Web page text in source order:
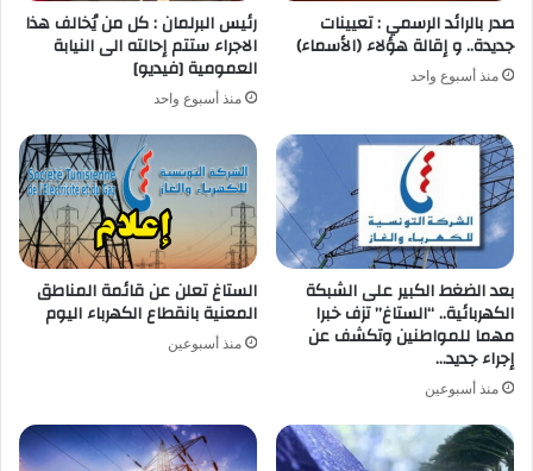
صدر بالرائد الرسمي : تعيينات
جديدة.. و إقالة هؤلاء (الأسماء)
منذ أسبوع واحد
رئيس البرلمان : كل من يُخالف هذا
الاجراء ستتم إحالته الى النيابة
العمومية [فيديو]
منذ أسبوع واحد
بعد الضغط الكبير على الشبكة
الكهربائية.. “الستاغ” تزف خبرا
مهما للمواطنين وتكشف عن
إجراء جديد…
منذ أسبوعين
الستاغ تعلن عن قائمة المناطق
المعنية بانقطاع الكهرباء اليوم
منذ أسبوعين